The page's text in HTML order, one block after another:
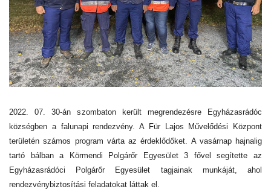
2022. 07. 30-án szombaton került megrendezésre Egyházasrádóc
községben a falunapi rendezvény. A Für Lajos Művelődési Központ
területén számos program várta az érdeklődőket. A vasárnap hajnalig
tartó bálban a Körmendi Polgárőr Egyesület 3 fővel segítette az
Egyházasrádóci Polgárőr Egyesület tagjainak munkáját, ahol
rendezvénybiztosítási feladatokat láttak el.